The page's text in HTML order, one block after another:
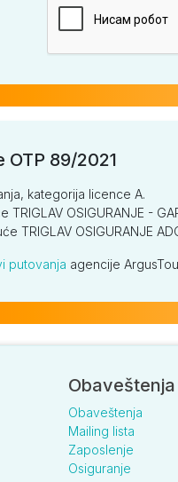
OTP 89/2021
kategorija licence A.
TRIGLAV OSIGURANJE -
TRIGLAV OSIGURANJE
putovanja agencije
Obaveštenja
Obaveštenja
Mailing lista
Zaposlenje
Osiguranje